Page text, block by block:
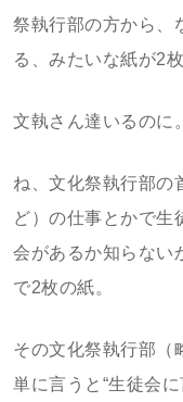
祭執行部の方から、
る、みたいな紙が2
文執さん達いるのに。
ね、文化祭執行部の
ど）の仕事とかで生
会があるか知らない
で2枚の紙。
その文化祭執行部（
単に言うと“生徒会